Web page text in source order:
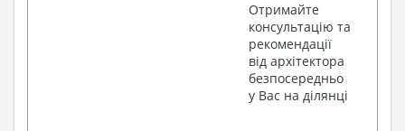
Отримайте
консультацію та
рекомендації
від архітектора
безпосередньо
у Вас на ділянці